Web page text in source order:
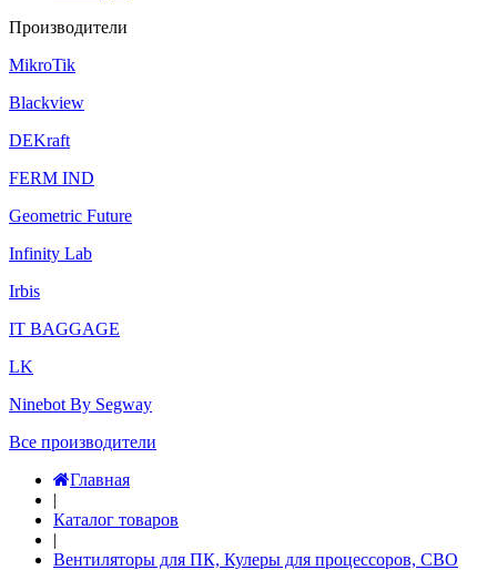
Производители
MikroTik
Blackview
DEKraft
FERM IND
Geometric Future
Infinity Lab
Irbis
IT BAGGAGE
LK
Ninebot By Segway
Все производители
Главная
|
Каталог товаров
|
Вентиляторы для ПК, Кулеры для процессоров, СВО